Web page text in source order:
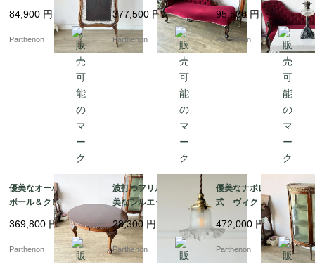
レンチアンティークの
木製ファイアースクリ
ーン【8555】
84,900 円
Parthenon
9世紀末の風格を纏うア
ンティーク・シェーズ
ロング（ソファ）【c3
34】
377,500 円
Parthenon
まい。元オイルランプ
の趣を残したスタンド
ランプ【03430】
95,500 円
Parthenon
優美なオーバル天板と
ボール＆クロウ脚のエ
クステンションテーブ
ル 緻密な彫刻が施され
た格調高い佇まい【t32
369,800 円
Parthenon
波打つフリルが描く優
美なシルエット。繊細
なリブ紋様が光を拡散
するフロストガラス・
ペンダントランプ【ls2
16-6】
28,300 円
Parthenon
優美なナポレオン3世様
式 ヴィクトリア時代
の空気を今に伝えるデ
ィスプレイキャビネッ
ト【9526】
472,000 円
Parthenon